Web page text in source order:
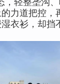
轻整垄沟
力道把控，
衣衫，却挡